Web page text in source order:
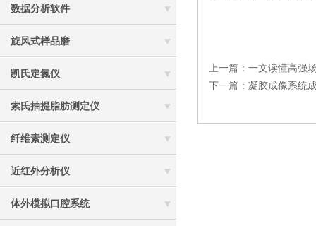
数据分析软件
旋风式样品磨
凯氏定氮仪
索氏抽提脂肪测定仪
纤维素测定仪
近红外分析仪
体外模拟口腔系统
上一篇： 一文读懂高强
下一篇： 凝胶成像系统